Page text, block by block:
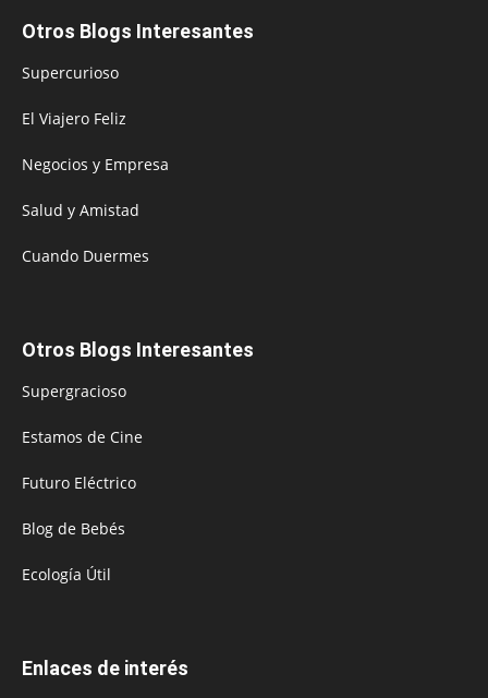
Otros Blogs Interesantes
Supercurioso
El Viajero Feliz
Negocios y Empresa
Salud y Amistad
Cuando Duermes
Otros Blogs Interesantes
Supergracioso
Estamos de Cine
Futuro Eléctrico
Blog de Bebés
Ecología Útil
Enlaces de interés